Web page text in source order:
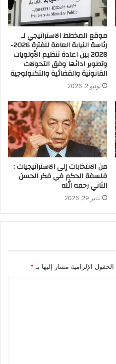
موقع المخطط الاستراتيجي لـ
رئاسة النيابة العامة للفترة 2026-
2028 بين اعادة تنظيم الأولويات
وتطوير ادائها وفق التحولات
القانونية والقضائية والتكنولوجية
يونيو 2, 2026
من الانتخابات إلى الاستراتيجيات :
فلسفة الحكم في فكر الحسن
الثاني رحمه الله
يناير 29, 2026
الحقول الإلزامية مشار إليها بـ *